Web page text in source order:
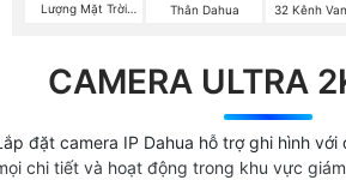
Lượng Mặt Trời
Thân Dahua
32 Kênh
CAMERA ULTRA
đặt camera IP Dahua hỗ trợ ghi hình với
chi tiết và hoạt động trong khu vực